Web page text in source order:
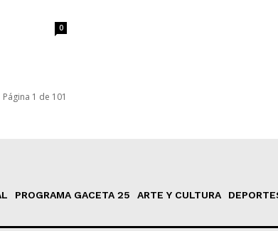
0
Página 1 de 101
PROGRAMA GACETA 25 ARTE Y CULTURA